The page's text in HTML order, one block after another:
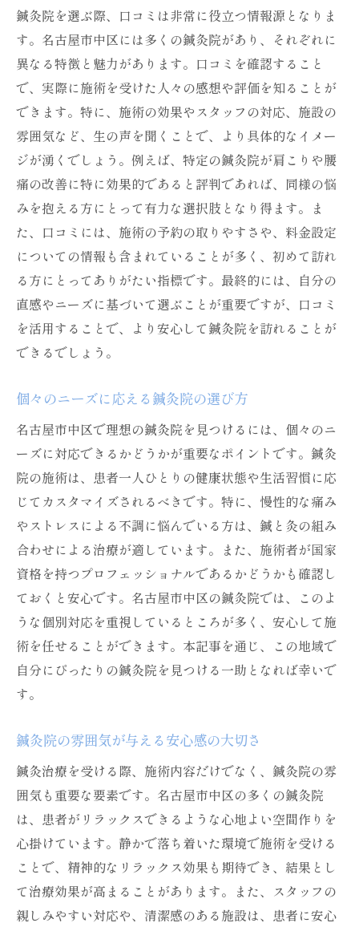
鍼灸院を選ぶ際、口コミは非常に役立つ情報源となりま
す。名古屋市中区には多くの鍼灸院があり、それぞれに
異なる特徴と魅力があります。口コミを確認すること
で、実際に施術を受けた人々の感想や評価を知ることが
できます。特に、施術の効果やスタッフの対応、施設の
雰囲気など、生の声を聞くことで、より具体的なイメー
ジが湧くでしょう。例えば、特定の鍼灸院が肩こりや腰
痛の改善に特に効果的であると評判であれば、同様の悩
みを抱える方にとって有力な選択肢となり得ます。ま
た、口コミには、施術の予約の取りやすさや、料金設定
についての情報も含まれていることが多く、初めて訪れ
る方にとってありがたい指標です。最終的には、自分の
直感やニーズに基づいて選ぶことが重要ですが、口コミ
を活用することで、より安心して鍼灸院を訪れることが
できるでしょう。
個々のニーズに応える鍼灸院の選び方
名古屋市中区で理想の鍼灸院を見つけるには、個々のニ
ーズに対応できるかどうかが重要なポイントです。鍼灸
院の施術は、患者一人ひとりの健康状態や生活習慣に応
じてカスタマイズされるべきです。特に、慢性的な痛み
やストレスによる不調に悩んでいる方は、鍼と灸の組み
合わせによる治療が適しています。また、施術者が国家
資格を持つプロフェッショナルであるかどうかも確認し
ておくと安心です。名古屋市中区の鍼灸院では、このよ
うな個別対応を重視しているところが多く、安心して施
術を任せることができます。本記事を通じ、この地域で
自分にぴったりの鍼灸院を見つける一助となれば幸いで
す。
鍼灸院の雰囲気が与える安心感の大切さ
鍼灸治療を受ける際、施術内容だけでなく、鍼灸院の雰
囲気も重要な要素です。名古屋市中区の多くの鍼灸院
は、患者がリラックスできるような心地よい空間作りを
心掛けています。静かで落ち着いた環境で施術を受ける
ことで、精神的なリラックス効果も期待でき、結果とし
て治療効果が高まることがあります。また、スタッフの
親しみやすい対応や、清潔感のある施設は、患者に安心